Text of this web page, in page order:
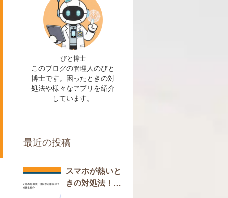
びと博士
このブログの管理人のびと
博士です。困ったときの対
処法や様々なアプリを紹介
しています。
最近の投稿
スマホが熱いと
きの対処法！熱